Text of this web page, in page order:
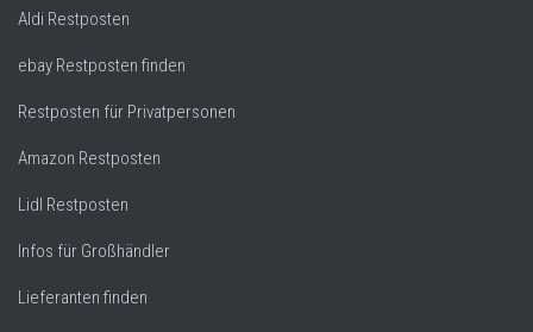
Aldi Restposten
ebay Restposten finden
Restposten für Privatpersonen
Amazon Restposten
Lidl Restposten
Infos für Großhändler
Lieferanten finden